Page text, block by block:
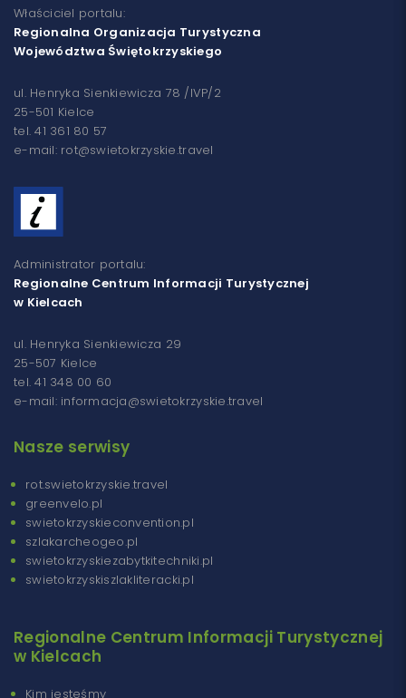
Właściciel portalu:
Regionalna Organizacja Turystyczna
Województwa Świętokrzyskiego
ul. Henryka Sienkiewicza 78 /IVP/2
25-501 Kielce
tel. 41 361 80 57
e-mail: rot@swietokrzyskie.travel
Administrator portalu:
Regionalne Centrum Informacji Turystycznej
w Kielcach
ul. Henryka Sienkiewicza 29
25-507 Kielce
tel. 41 348 00 60
e-mail: informacja@swietokrzyskie.travel
Nasze serwisy
rot.swietokrzyskie.travel
greenvelo.pl
swietokrzyskieconvention.pl
szlakarcheogeo.pl
swietokrzyskiezabytkitechniki.pl
swietokrzyskiszlakliteracki.pl
Regionalne Centrum Informacji Turystycznej
w Kielcach
Kim jesteśmy